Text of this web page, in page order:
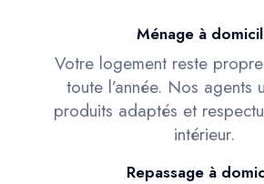
Ménage à
Votre logement reste
toute l’année. Nos agents
produits adaptés et
intérieur.
Repassage à